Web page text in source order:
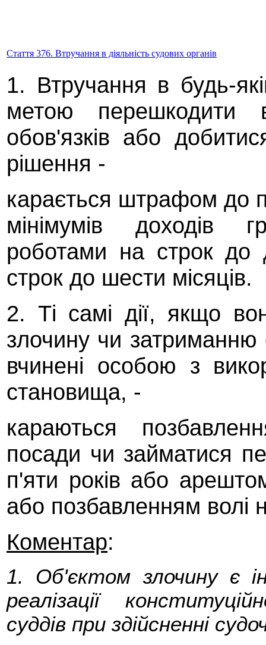
Стаття 376. Втручання в діяльність судових органів
1. Втручання в будь-
метою перешкодити
обов'язків або
рішення -
карається штрафом до
мінімумів доходів
роботами на строк до
строк до шести місяців.
2. Ті самі дії, якщо
злочину чи
вчинені особою з
становища, -
караються
посади чи займатися
п'яти років або
або позбавленням волі
Коментар:
1. Об'єктом злочину є
реалізації
суддів при здійсненні